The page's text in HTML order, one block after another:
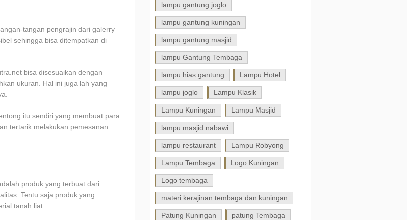
tangan pengrajin dari galerry
sehingga bisa ditempatkan di
bisa disesuaikan dengan
ukuran. Hal ini juga lah yang
itu sendiri yang membuat para
tertarik melakukan pemesanan
produk yang terbuat dari
Tentu saja produk yang
tanah liat.
lampu gantung joglo
lampu gantung kuningan
lampu gantung masjid
lampu Gantung Tembaga
lampu hias gantung Lampu Hotel
lampu joglo Lampu Klasik
Lampu Kuningan Lampu Masjid
lampu masjid nabawi
lampu restaurant Lampu Robyong
Lampu Tembaga Logo Kuningan
Logo tembaga
materi kerajinan tembaga dan kuningan
Patung Kuningan patung Tembaga